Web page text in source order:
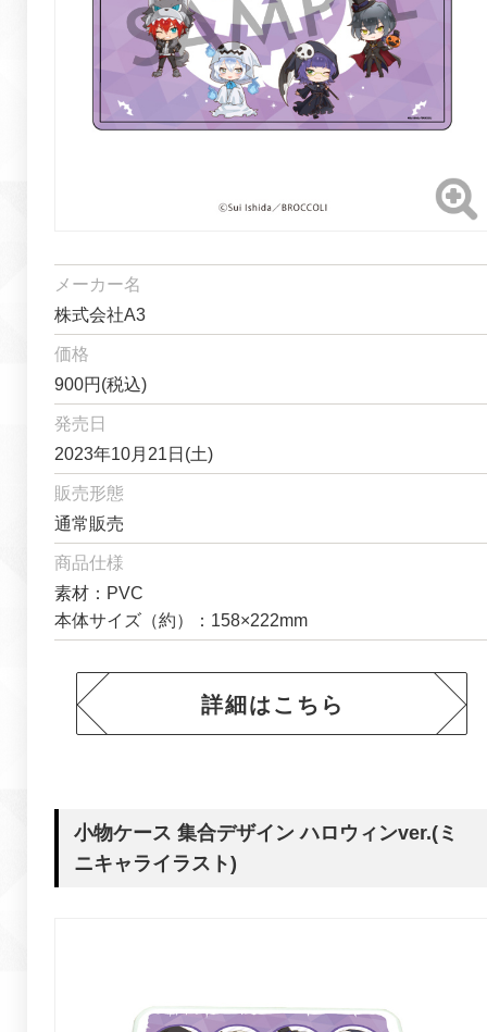
メーカー名
株式会社A3
価格
900円(税込)
発売日
2023年10月21日(土)
販売形態
通常販売
商品仕様
素材：PVC
本体サイズ（約）：158×222mm
詳細はこちら
小物ケース 集合デザイン ハロウィンver.(ミ
ニキャライラスト)